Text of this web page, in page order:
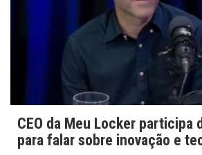
CEO da Meu Locker participa
para falar sobre inovação e